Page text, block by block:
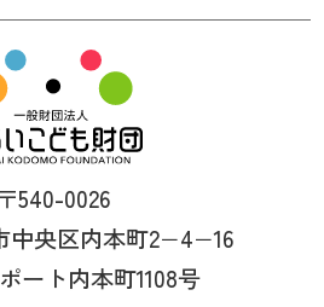
〒540-0026
中央区内本町2−4−16
ート内本町1108号